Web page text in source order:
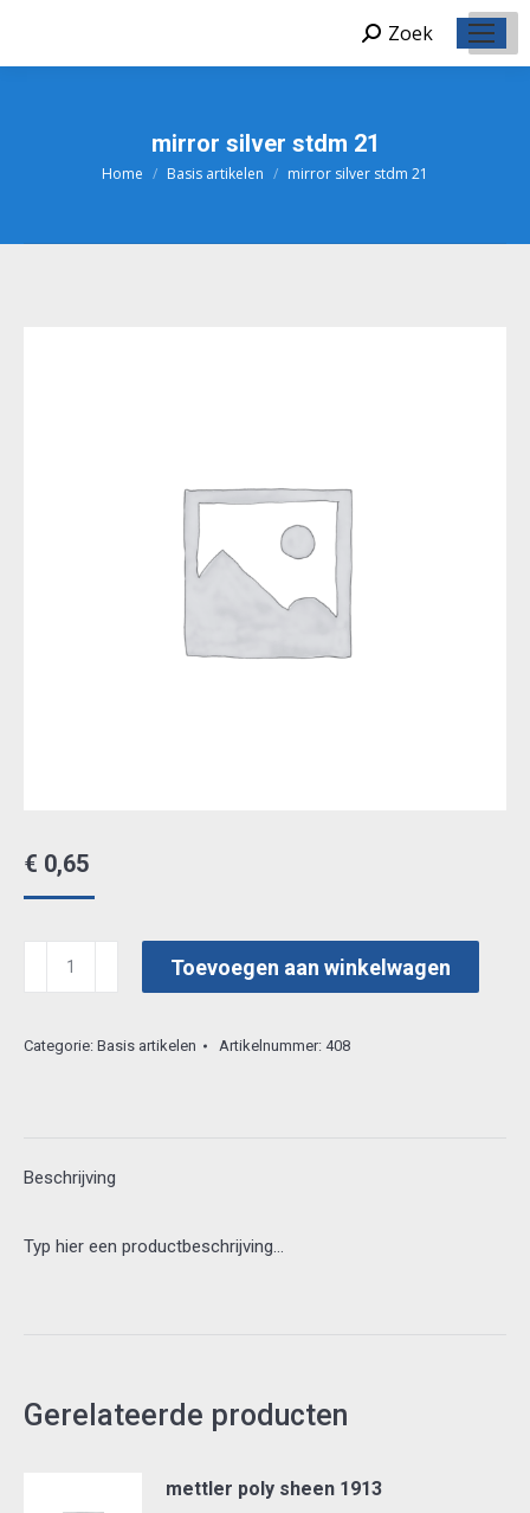
Zoeken:
Zoek
mirror silver stdm 21
Je bent hier:
Home Basis artikelen mirror silver stdm 21
€ 0,65
mirror
silver
21
Toevoegen aan winkelwagen
Categorie: Basis artikelen Artikelnummer: 408
Beschrijving
Typ hier een productbeschrijving…
Gerelateerde producten
mettler poly sheen 1913